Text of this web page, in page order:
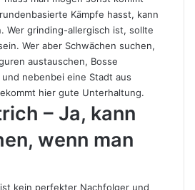
Kämpfe hasst, kann
Wer grinding-allergisch ist, sollte
Wer aber Schwächen suchen,
austauschen, Bosse
nebenbei eine Stadt aus
hier gute Unterhaltung.
– Ja, kann
wenn man
ist kein perfekter Nachfolger und